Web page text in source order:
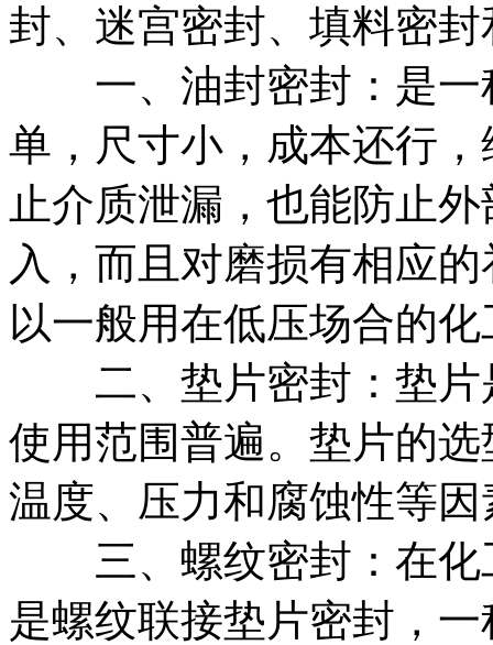
封、迷宫密封、填料密
一、油封密封：是一
单，尺寸小，成本还行
止介质泄漏，也能防止
入，而且对磨损有相应
以一般用在低压场合的
二、垫片密封：垫片
使用范围普遍。垫片的
温度、压力和腐蚀性等
三、螺纹密封：在化
是螺纹联接垫片密封，